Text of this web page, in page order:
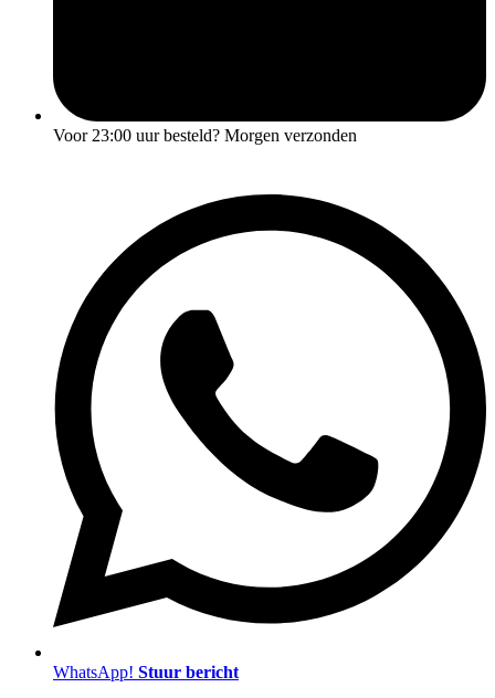
Voor 23:00 uurbesteld? Morgen verzonden
WhatsApp! Stuur bericht